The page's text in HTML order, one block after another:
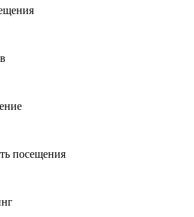
посещения